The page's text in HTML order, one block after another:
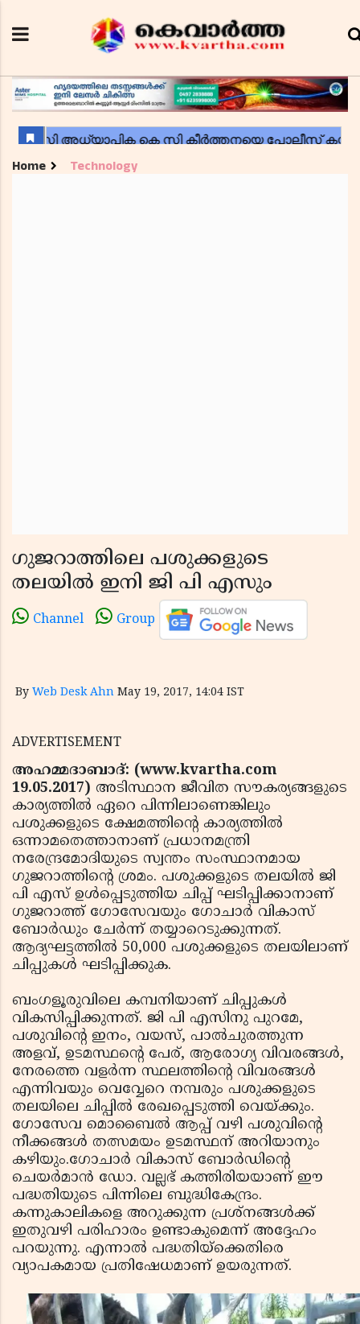
Home Technology
ഗുജറാത്തിലെ പശുക്കളുടെ
തലയില്‍ ഇനി ജി പി എസും
Channel Group
By Web Desk Ahn May 19, 2017, 14:04 IST
ADVERTISEMENT
അഹമ്മദാബാദ്: (www.kvartha.com
19.05.2017) അടിസ്ഥാന ജീവിത സൗകര്യങ്ങളുടെ
കാര്യത്തില്‍ ഏറെ പിന്നിലാണെങ്കിലും
പശുക്കളുടെ ക്ഷേമത്തിന്റെ കാര്യത്തില്‍
ഒന്നാമതെത്താനാണ് പ്രധാനമന്ത്രി
നരേന്ദ്രമോദിയുടെ സ്വന്തം സംസ്ഥാനമായ
ഗുജറാത്തിന്റെ ശ്രമം. പശുക്കളുടെ തലയില്‍ ജി
പി എസ് ഉള്‍പ്പെടുത്തിയ ചിപ്പ് ഘടിപ്പിക്കാനാണ്
ഗുജറാത്ത് ഗോസേവയും ഗോചാര്‍ വികാസ്
ബോര്‍ഡും ചേര്‍ന്ന് തയ്യാറെടുക്കുന്നത്.
ആദ്യഘട്ടത്തില്‍ 50,000 പശുക്കളുടെ തലയിലാണ്
ചിപ്പുകള്‍ ഘടിപ്പിക്കുക.
ബംഗളൂരുവിലെ കമ്പനിയാണ് ചിപ്പുകള്‍
വികസിപ്പിക്കുന്നത്. ജി പി എസിനു പുറമേ,
പശുവിന്റെ ഇനം, വയസ്, പാല്‍ചുരത്തുന്ന
അളവ്, ഉടമസ്ഥന്റെ പേര്, ആരോഗ്യ വിവരങ്ങള്‍,
നേരത്തെ വളര്‍ന്ന സ്ഥലത്തിന്റെ വിവരങ്ങള്‍
എന്നിവയും വെവ്വേറെ നമ്പരും പശുക്കളുടെ
തലയിലെ ചിപ്പില്‍ രേഖപ്പെടുത്തി വെയ്ക്കും.
ഗോസേവ മൊബൈല്‍ ആപ്പ് വഴി പശുവിന്റെ
നീക്കങ്ങള്‍ തത്സമയം ഉടമസ്ഥന് അറിയാനും
കഴിയും.ഗോചാര്‍ വികാസ് ബോര്‍ഡിന്റെ
ചെയര്‍മാന്‍ ഡോ. വല്ലഭ് കത്തിരിയയാണ് ഈ
പദ്ധതിയുടെ പിന്നിലെ ബുദ്ധികേന്ദ്രം.
കന്നുകാലികളെ അറുക്കുന്ന പ്രശ്‌നങ്ങള്‍ക്ക്
ഇതുവഴി പരിഹാരം ഉണ്ടാകുമെന്ന് അദ്ദേഹം
പറയുന്നു. എന്നാല്‍ പദ്ധതിയ്‌ക്കെതിരെ
വ്യാപകമായ പ്രതിഷേധമാണ് ഉയരുന്നത്.